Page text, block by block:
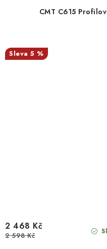
CMT C615
5 %
2 468 Kč
2 598 Kč